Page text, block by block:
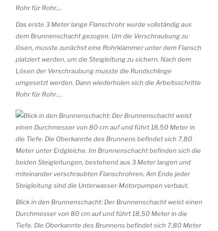
Das erste 3 Meter lange Flanschrohr wurde vollständig aus
dem Brunnenschacht gezogen. Um die Verschraubung zu
lösen, musste zunächst eine Rohrklammer unter dem Flansch
platziert werden, um die Steigleitung zu sichern. Nach dem
Lösen der Verschraubung musste die Rundschlinge
umgesetzt werden. Dann wiederholen sich die Arbeitsschritte
Rohr für Rohr….
Blick in den Brunnenschacht: Der Brunnenschacht weist einen
Durchmesser von 80 cm auf und führt 18,50 Meter in die
Tiefe. Die Oberkannte des Brunnens befindet sich 7,80 Meter